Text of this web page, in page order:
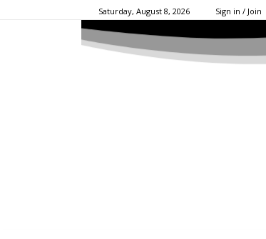
Saturday, August 8, 2026 Sign in / Join